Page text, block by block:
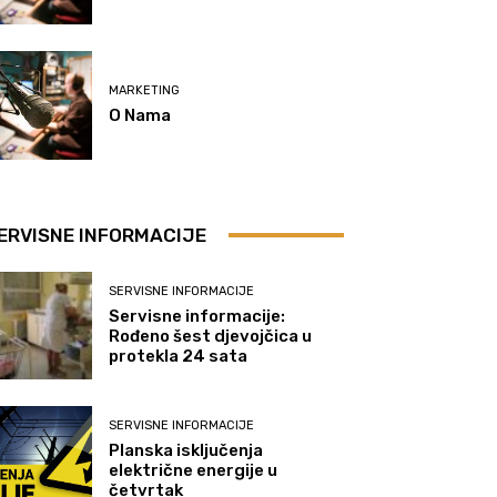
MARKETING
O Nama
INFORMACIJE
SERVISNE INFORMACIJE
Servisne informacije:
Rođeno šest djevojčica u
protekla 24 sata
SERVISNE INFORMACIJE
Planska isključenja
električne energije u
četvrtak